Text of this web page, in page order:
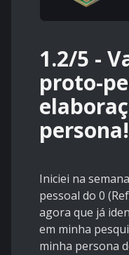
1.2/5 -
proto-
persona!
Iniciei na
pessoal do 0
agora que já
em minha
minha persona